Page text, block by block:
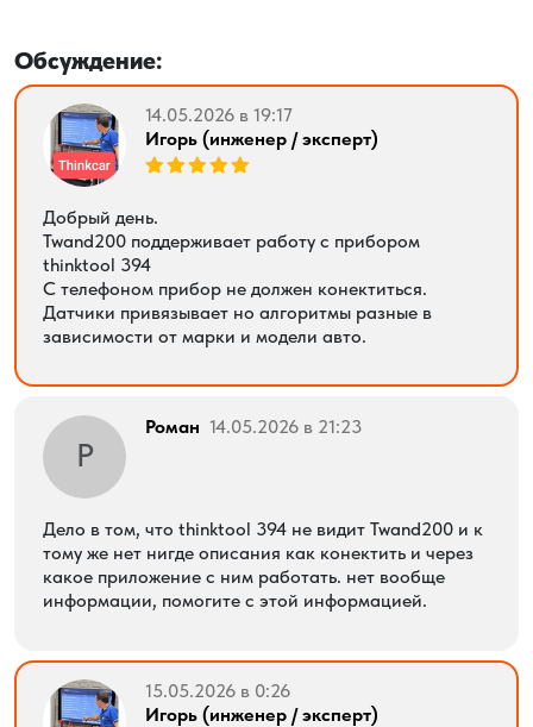
Обсуждение:
Игорь (инженер / эксперт)
14.05.2026 в 19:17
Добрый день.
Twand200 поддерживает работу с прибором
thinktool 394
С телефоном прибор не должен конектиться.
Датчики привязывает но алгоритмы разные в
зависимости от марки и модели авто.
Р
Роман 14.05.2026 в 21:23
Дело в том, что thinktool 394 не видит Twand200 и к
тому же нет нигде описания как конектить и через
какое приложение с ним работать. нет вообще
информации, помогите с этой информацией.
Игорь (инженер / эксперт)
15.05.2026 в 0:26